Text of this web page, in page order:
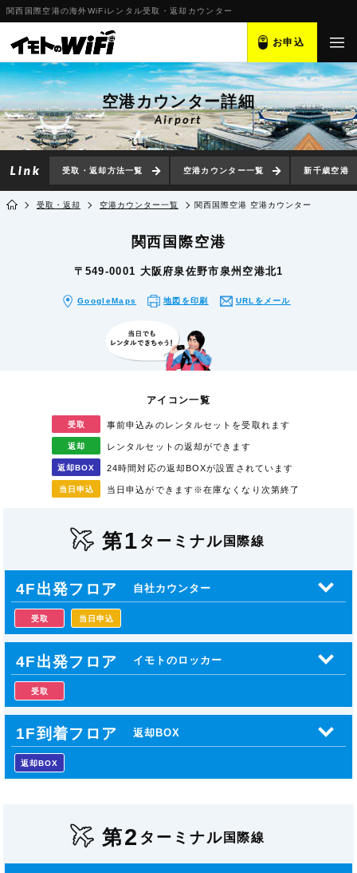
関西国際空港の海外WiFiレンタル受取・返却カウンター
お申込
空港カウンター詳細
Airport
受取・返却方法一覧 空港カウンター一覧 新千歳空港
受取・返却 空港カウンター一覧 関西国際空港 空港カウンター
関西国際空港
〒549-0001 大阪府泉佐野市泉州空港北1
GoogleMaps 地図を印刷 URLをメール
アイコン一覧
受取 事前申込みのレンタルセットを受取れます
返却 レンタルセットの返却ができます
返却BOX 24時間対応の返却BOXが設置されています
当日 申込 当日申込ができます※在庫なくなり次第終了
第1 ターミナル 国際線
4F出発フロア 自社カウンター
受取 当日申込
4F出発フロア イモトのロッカー
受取
1F到着フロア 返却BOX
返却BOX
第2 ターミナル 国際線